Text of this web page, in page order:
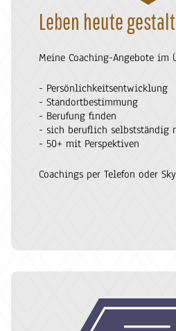
Leben heute
Meine Coaching-Angebote im
- Persönlichkeitsentwicklung
- Standortbestimmung
- Berufung finden
- sich beruflich selbstständig
- 50+ mit Perspektiven
Coachings per Telefon oder